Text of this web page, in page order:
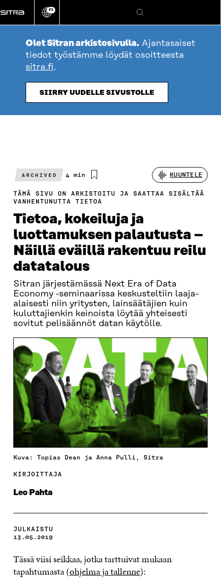
suoraan
sisältöön
Vaihda
kieli
FI
Hae
Olet Sitran arkistosivulla. Ajantasaiset
tiedot työstämme löydät osoitteesta
sitra.fi.
SIIRRY UUDELLE SIVUSTOLLE
ARCHIVED
Arvioitu
4 min KUUNTELE
TÄMÄ SIVU ON ARKISTOITU JA SAATTAA SISÄLTÄÄ
VANHENTUNUTTA TIETOA
Tietoa, kokeiluja ja
luottamuksen palautusta –
Näillä eväillä rakentuu reilu
datatalous
Sitran järjestämässä Next Era of Data
Economy -seminaarissa keskusteltiin laaja-
alaisesti niin yritysten, lainsäätäjien kuin
kuluttajienkin keinoista löytää yhteisesti
sovitut pelisäännöt datan käytölle.
Kuva: Topias Dean ja Anna Pulli, Sitra
KIRJOITTAJA
Leo Pahta
JULKAISTU
13.05.2019
Tässä viisi seikkaa, jotka tarttuivat mukaan
tapahtumasta (ohjelma ja tallenne):